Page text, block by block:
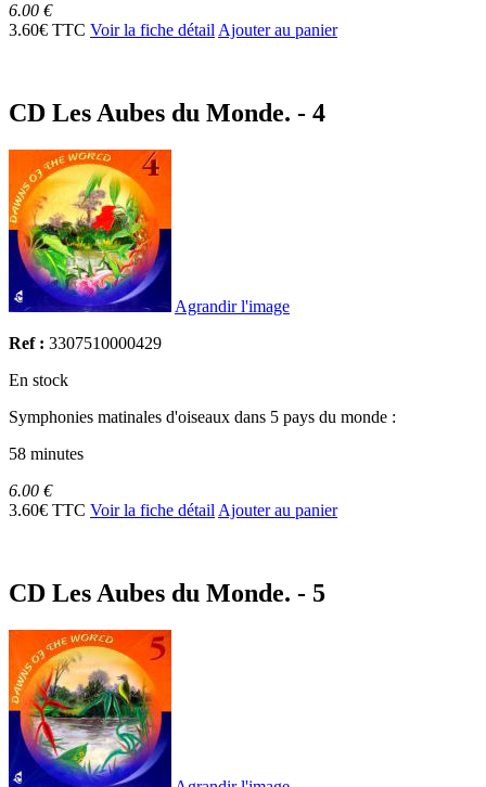
6.00 €
3.60€ TTC Voir la fiche détail Ajouter au panier
CD Les Aubes du Monde. - 4
Agrandir l'image
Ref : 3307510000429
En stock
Symphonies matinales d'oiseaux dans 5 pays du monde :
58 minutes
6.00 €
3.60€ TTC Voir la fiche détail Ajouter au panier
CD Les Aubes du Monde. - 5